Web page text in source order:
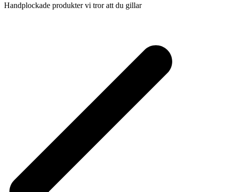
Handplockade produkter vi tror att du gillar